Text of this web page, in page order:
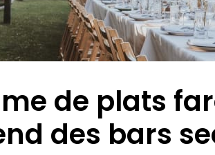
de plats
des bars